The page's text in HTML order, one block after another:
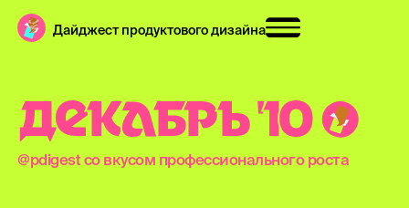
Дайджест продуктового дизайна
ДЕКАБРЬ'10
@pdigest со вкусом профессионального роста